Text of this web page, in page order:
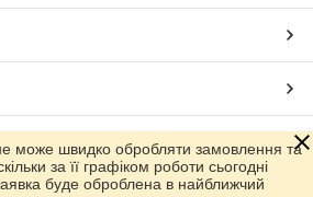
Prom.ua
може швидко обробляти замовлення та
за її графіком роботи сьогодні
буде оброблена в найближчий